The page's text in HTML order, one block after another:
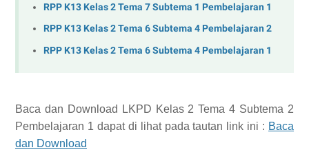
RPP K13 Kelas 2 Tema 7 Subtema 1 Pembelajaran 1
RPP K13 Kelas 2 Tema 6 Subtema 4 Pembelajaran 2
RPP K13 Kelas 2 Tema 6 Subtema 4 Pembelajaran 1
Baca dan Download
LKPD Kelas 2 Tema 4 Subtema 2
Pembelajaran 1 dapat di lihat pada tautan link ini : Baca
dan Download